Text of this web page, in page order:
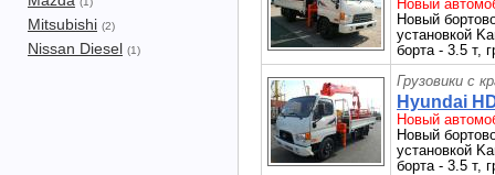
Mitsubishi (2)
Nissan Diesel (1)
Новый
Новый
установкой
борта - 3.5 т,
Грузовики с
Hyundai
Новый
Новый
установкой
борта - 3.5 т,